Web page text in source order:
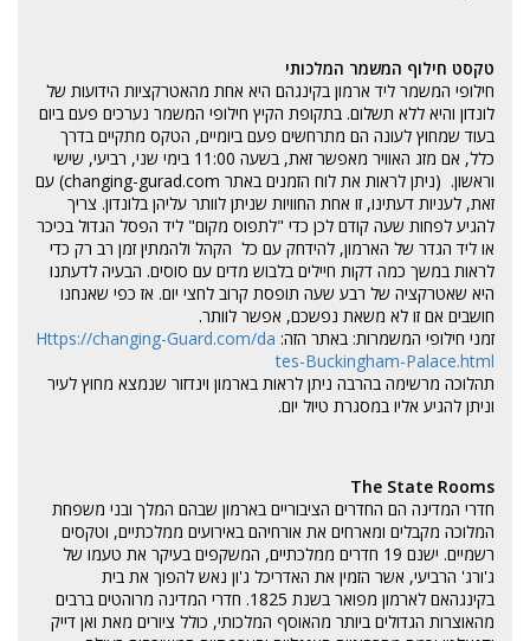
טקסט חילוף המשמר המלכותי
חילופי המשמר ליד ארמון בקינגהם היא אחת מהאטרקציות הידועות של
לונדון והיא ללא תשלום. בתקופת הקיץ חילופי המשמר נערכים פעם ביום
בעוד שמחוץ לעונה הם מתרחשים פעם ביומיים, הטקס מתקיים בדרך
כלל, אם מזג האוויר מאפשר זאת, בשעה 11:00 בימי שני, רביעי, שישי
וראשון. (ניתן לראות את לוח הזמנים באתר changing-gurad.com) עם
זאת, לעניות דעתינו, זו אחת החוויות שניתן לוותר עליהן בלונדון. צריך
להגיע לפחות שעה קודם לכן כדי "לתפוס מקום" ליד הפסל הגדול בכיכר
או ליד הגדר של הארמון, להידחק עם כל הקהל ולהמתין זמן רב רק כדי
לראות במשך כמה דקות חיילים בלבוש מדים עם סוסים. הבעיה לדעתנו
היא שאטרקציה של רבע שעה תופסת קרוב לחצי יום. אז כפי שאנחנו
חושבים אם זו לא משאת נפשכם, אפשר לוותר.
זמני חילופי המשמרות: באתר הזה: Https://changing-Guard.com/da
tes-Buckingham-Palace.html
תהלוכה מרשימה בהרבה ניתן לראות בארמון וינדזור שנמצא מחוץ לעיר
וניתן להגיע אליו במסגרת טיול יום.
The State Rooms
חדרי המדינה הם החדרים הציבוריים בארמון שבהם המלך ובני משפחת
המלוכה מקבלים ומארחים את אורחיהם באירועים ממלכתיים, וטקסים
רשמיים. ישנם 19 חדרים ממלכתיים, המשקפים בעיקר את טעמו של
ג'ורג' הרביעי, אשר הזמין את האדריכל ג'ון נאש להפוך את בית
בקינגהאם לארמון מפואר בשנת 1825. חדרי המדינה מרוהטים ברבים
מהאוצרות הגדולים ביותר מהאוסף המלכותי, כולל ציורים מאת ואן דייק